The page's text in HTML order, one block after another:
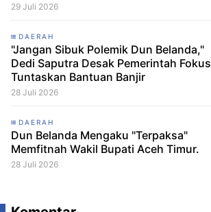
29 Juli 2026
DAERAH
"Jangan Sibuk Polemik Dun Belanda,"
Dedi Saputra Desak Pemerintah Fokus
Tuntaskan Bantuan Banjir
28 Juli 2026
DAERAH
Dun Belanda Mengaku "Terpaksa"
Memfitnah Wakil Bupati Aceh Timur.
28 Juli 2026